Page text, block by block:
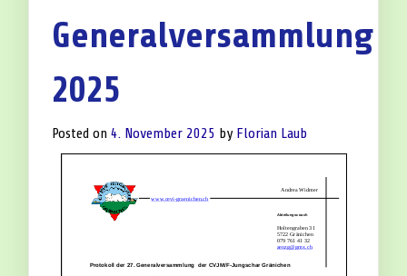
Generalversammlung
2025
Posted on4. November 2025 by Florian Laub